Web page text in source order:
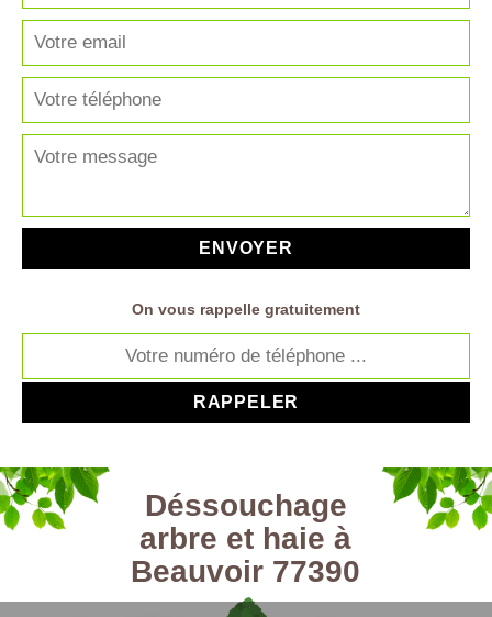
On vous rappelle gratuitement
Déssouchage
arbre et haie à
Beauvoir 77390